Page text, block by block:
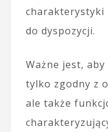
charakterystyki
do dyspozycji.
Ważne jest,
tylko zgodny z
ale także